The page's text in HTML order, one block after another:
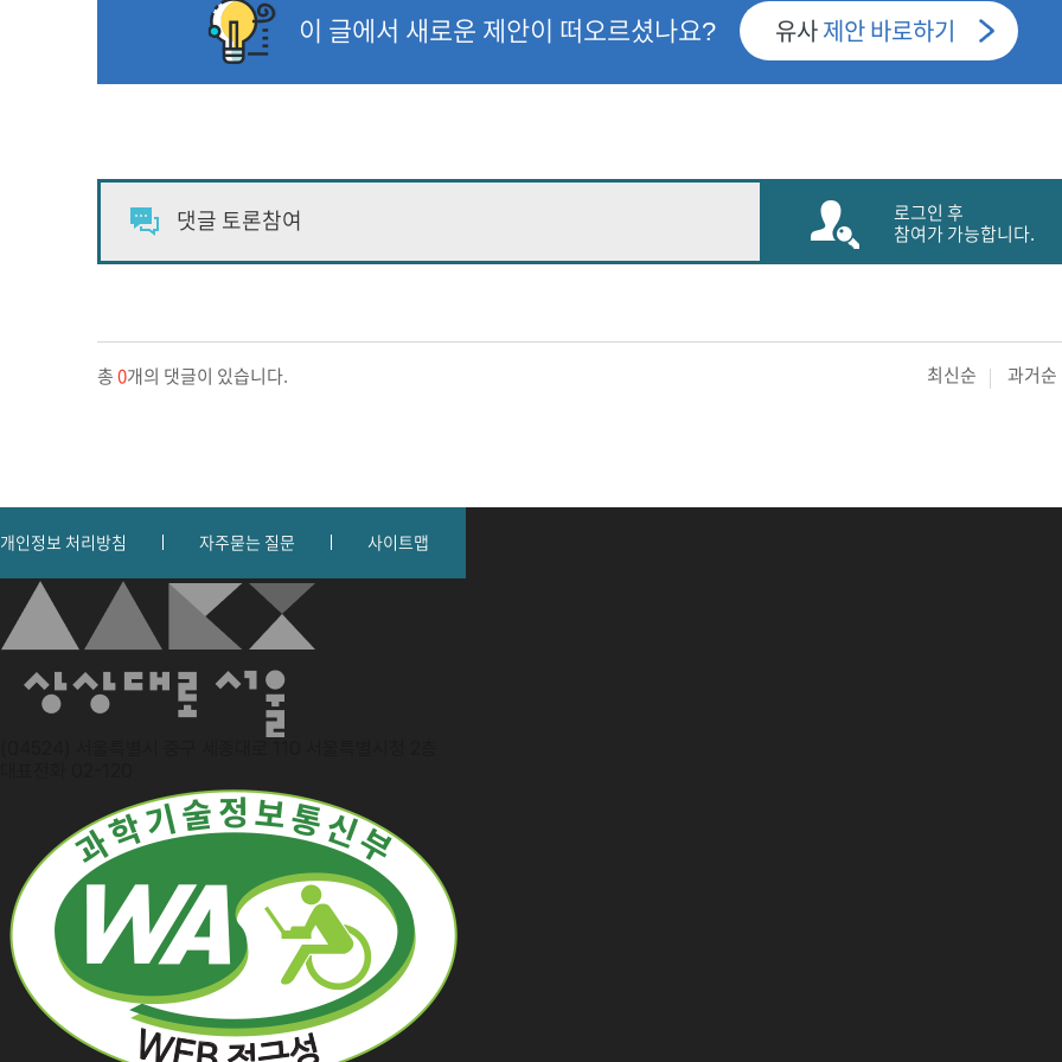
이 글에서 새로운 제안이 떠오르셨나요? 유사 제안 바로하기
로그인 후
참여가 가능합니다.
총 0개의 댓글이 있습니다. 최신순 과거순
개인정보 처리방침 자주묻는 질문 사이트맵